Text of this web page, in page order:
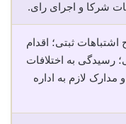
شرکا و اجرای رای.
ثبتی؛ اقدام
رسیدگی به اختلافات
و مدارک لازم به اداره